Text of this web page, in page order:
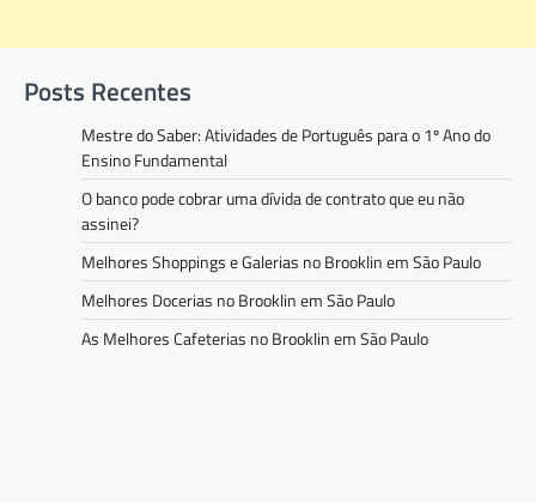
Posts Recentes
Mestre do Saber: Atividades de Português para o 1º Ano do
Ensino Fundamental
O banco pode cobrar uma dívida de contrato que eu não
assinei?
Melhores Shoppings e Galerias no Brooklin em São Paulo
Melhores Docerias no Brooklin em São Paulo
As Melhores Cafeterias no Brooklin em São Paulo